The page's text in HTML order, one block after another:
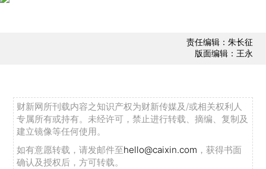
责任编辑：朱长征
版面编辑：王永
财新网所刊载内容之知识产权为财新传媒及/或相关权利人
专属所有或持有。未经许可，禁止进行转载、摘编、复制及
建立镜像等任何使用。
如有意愿转载，请发邮件至hello@caixin.com ，获得书面
确认及授权后，方可转载。